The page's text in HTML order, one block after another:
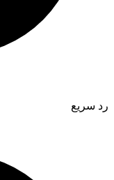
رد سريع